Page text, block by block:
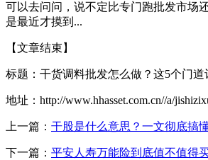
可以去问问，说不定比专门跑批发市场
是最近才摸到...
【文章结束】
标题：干货调料批发怎么做？这5个门道
地址：http://www.hhasset.com.cn//a/
上一篇： 干股是什么意思？一文彻底搞
下一篇： 平安人寿万能险到底值不值得